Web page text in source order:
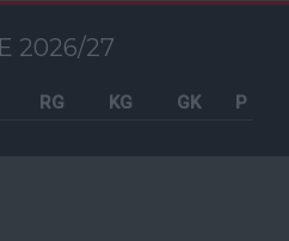
2026/27
RG KG GK P